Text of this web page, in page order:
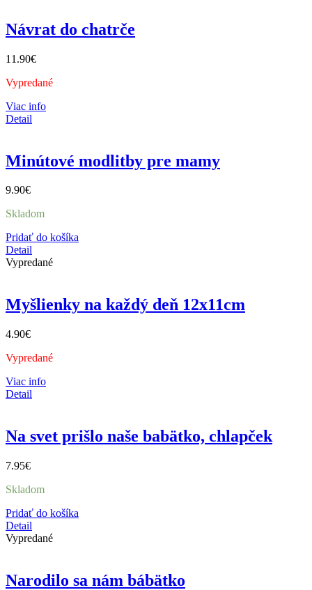
Návrat do chatrče
11.90€
Vypredané
Viac info
Detail
Minútové modlitby pre mamy
9.90€
Skladom
Pridať do košíka
Detail
Vypredané
Myšlienky na každý deň 12x11cm
4.90€
Vypredané
Viac info
Detail
Na svet prišlo naše babätko, chlapček
7.95€
Skladom
Pridať do košíka
Detail
Vypredané
Narodilo sa nám bábätko